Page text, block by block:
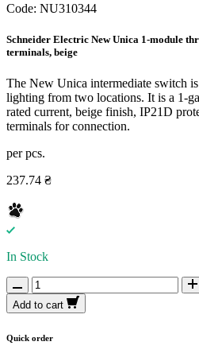
Code: NU310344
Schneider Electric New Unica 1-module
terminals, beige
The New Unica intermediate switch
lighting from two locations. It is a 1-
rated current, beige finish, IP21D
terminals for connection.
per pcs.
237.74 ₴
In Stock
Add to cart
Quick order